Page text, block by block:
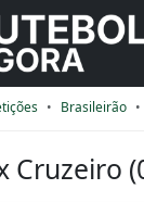
Brasileirão
Cruzeiro